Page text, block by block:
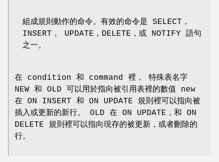
組成規則動作的命令。有效的命令是 SELECT，
INSERT， UPDATE，DELETE，或 NOTIFY 語句
之一。
在 condition 和 command 裡， 特殊表名字
NEW 和 OLD 可以用於指向被引用表裡的數值 new
在 ON INSERT 和 ON UPDATE 規則裡可以指向被
插入或更新的新行。 OLD 在 ON UPDATE，和 ON
DELETE 規則裡可以指向現存的被更新，或者刪除的
行。